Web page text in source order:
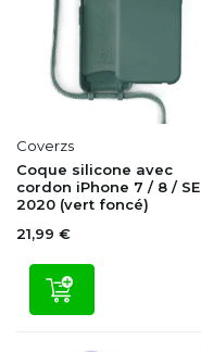
Coverzs
Coque silicone avec
cordon iPhone 7 / 8 / SE
2020 (vert foncé)
21,99 €